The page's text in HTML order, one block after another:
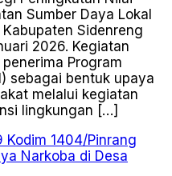
Sumber Daya Lokal
Sidenreng
2026. Kegiatan
Program
sebagai bentuk upaya
melalui kegiatan
lingkungan […]